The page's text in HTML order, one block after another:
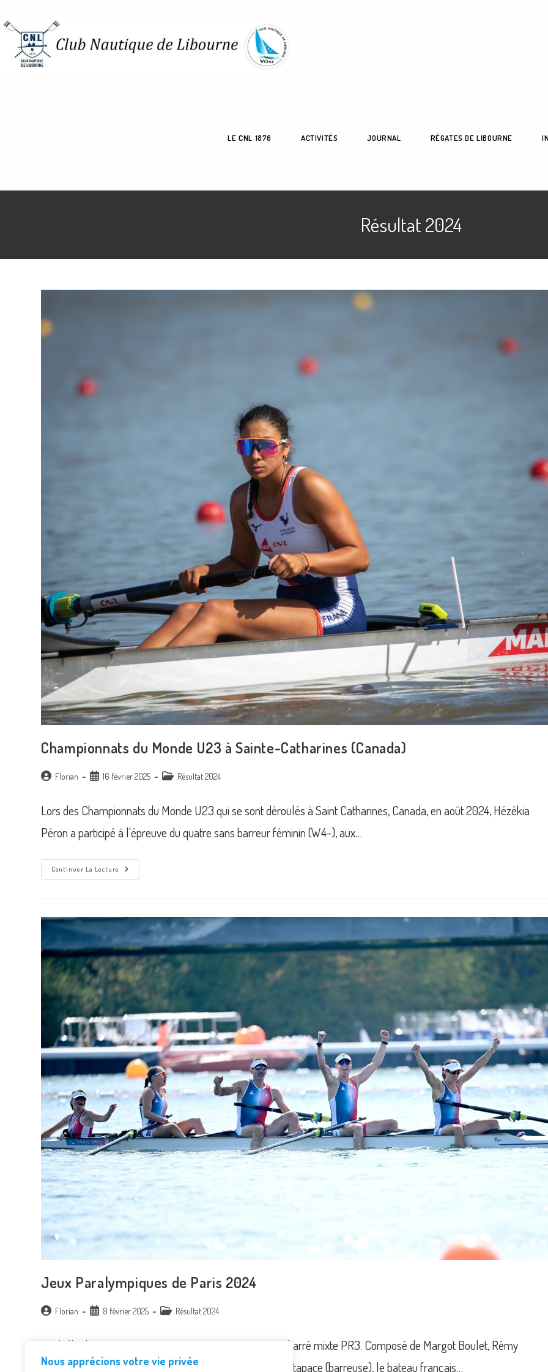
Nous apprécions votre vie privée
to
content
LE CNL 1876 ACTIVITÉS JOURNAL RÉGATES DE LIBOURNE
Résultat 2024
Championnats du Monde U23 à Sainte-Catharines (Canada)
Auteur/autrice
publication :
Florian
Publication
16 février 2025
Post Résultat 2024
Lors des Championnats du Monde U23 qui se sont déroulés à Saint Catharines, Canada, en août 2024, Hézékia
Péron a participé à l'épreuve du quatre sans barreur féminin (W4-), aux…
Continuer La Lecture
Championnats
Du
Catharines
(Canada)
Jeux Paralympiques de Paris 2024 ​
Auteur/autrice
Florian
Publication
8 février 2025
Post Résultat 2024
Médaille de Bronze pour Grégoire et son équipage en 4 barré mixte PR3. Composé de Margot Boulet, Rémy
Taranto, Grégoire Bireau, Candyce Chafa et Émilie Acquistapace (barreuse), le bateau français…